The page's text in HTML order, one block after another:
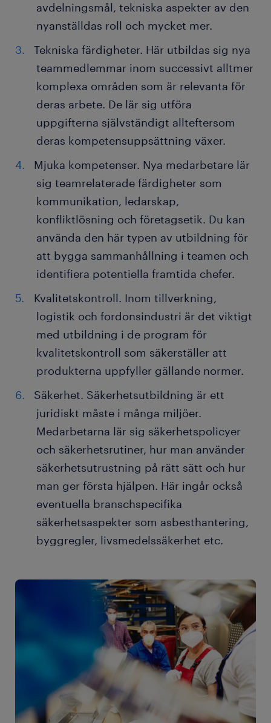
avdelningsmål, tekniska aspekter av den
nyanställdas roll och mycket mer.
Tekniska färdigheter. Här utbildas sig nya
teammedlemmar inom successivt alltmer
komplexa områden som är relevanta för
deras arbete. De lär sig utföra
uppgifterna självständigt allteftersom
deras kompetensuppsättning växer.
Mjuka kompetenser. Nya medarbetare lär
sig teamrelaterade färdigheter som
kommunikation, ledarskap,
konfliktlösning och företagsetik. Du kan
använda den här typen av utbildning för
att bygga sammanhållning i teamen och
identifiera potentiella framtida chefer.
Kvalitetskontroll. Inom tillverkning,
logistik och fordonsindustri är det viktigt
med utbildning i de program för
kvalitetskontroll som säkerställer att
produkterna uppfyller gällande normer.
Säkerhet. Säkerhetsutbildning är ett
juridiskt måste i många miljöer.
Medarbetarna lär sig säkerhetspolicyer
och säkerhetsrutiner, hur man använder
säkerhetsutrustning på rätt sätt och hur
man ger första hjälpen. Här ingår också
eventuella branschspecifika
säkerhetsaspekter som asbesthantering,
byggregler, livsmedelssäkerhet etc.